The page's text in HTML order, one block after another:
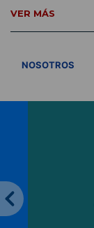
VER MÁS
NOSOTROS